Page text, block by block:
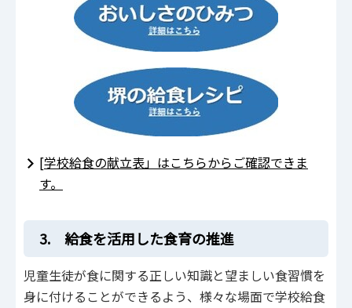
[学校給食の献立表」はこちらからご確認できま
す。
3. 給食を活用した食育の推進
児童生徒が食に関する正しい知識と望ましい食習慣を
身に付けることができるよう、様々な場面で学校給食